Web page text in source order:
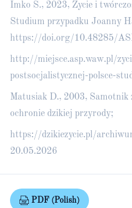
Imko S., 2023, Życie i
Studium przypadku Joanny
https://doi.org/10.48285/
http://miejsce.asp.waw.pl/
postsocjalistycznej-polsce-
Matusiak D., 2003, Samotnik
ochronie dzikiej przyrody;
https://dzikiezycie.pl/
20.05.2026
PDF (Polish)